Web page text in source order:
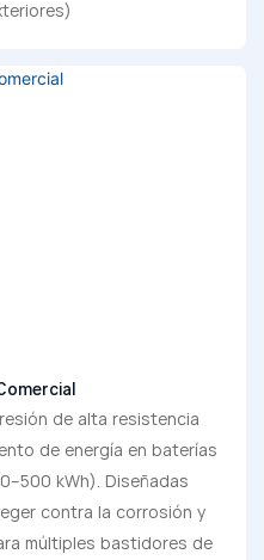
de alta resistencia
de energía en baterías
kWh). Diseñadas
contra la corrosión y
múltiples bastidores de